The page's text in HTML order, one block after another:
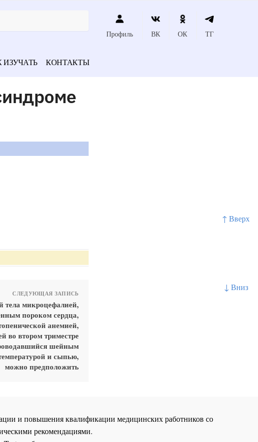
↑ Вверх
↓ Вниз
Профиль ВК ОК ТГ
ИЗУЧАТЬ КОНТАКТЫ
СЛЕДУЮЩАЯ ЗАПИСЬ
тела микроцефалией,
пороком сердца,
анемией,
во втором триместре
шейным
и сыпью,
можно предположить
и повышения квалификации медицинских работников со
рекомендациями.